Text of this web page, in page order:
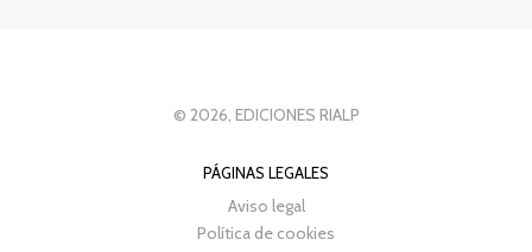
© 2026, EDICIONES RIALP
PÁGINAS LEGALES
Aviso legal
Política de cookies